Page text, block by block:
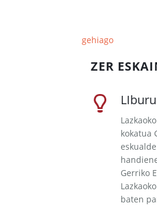
gehiago
ZER
kokatua
Gerriko
baten